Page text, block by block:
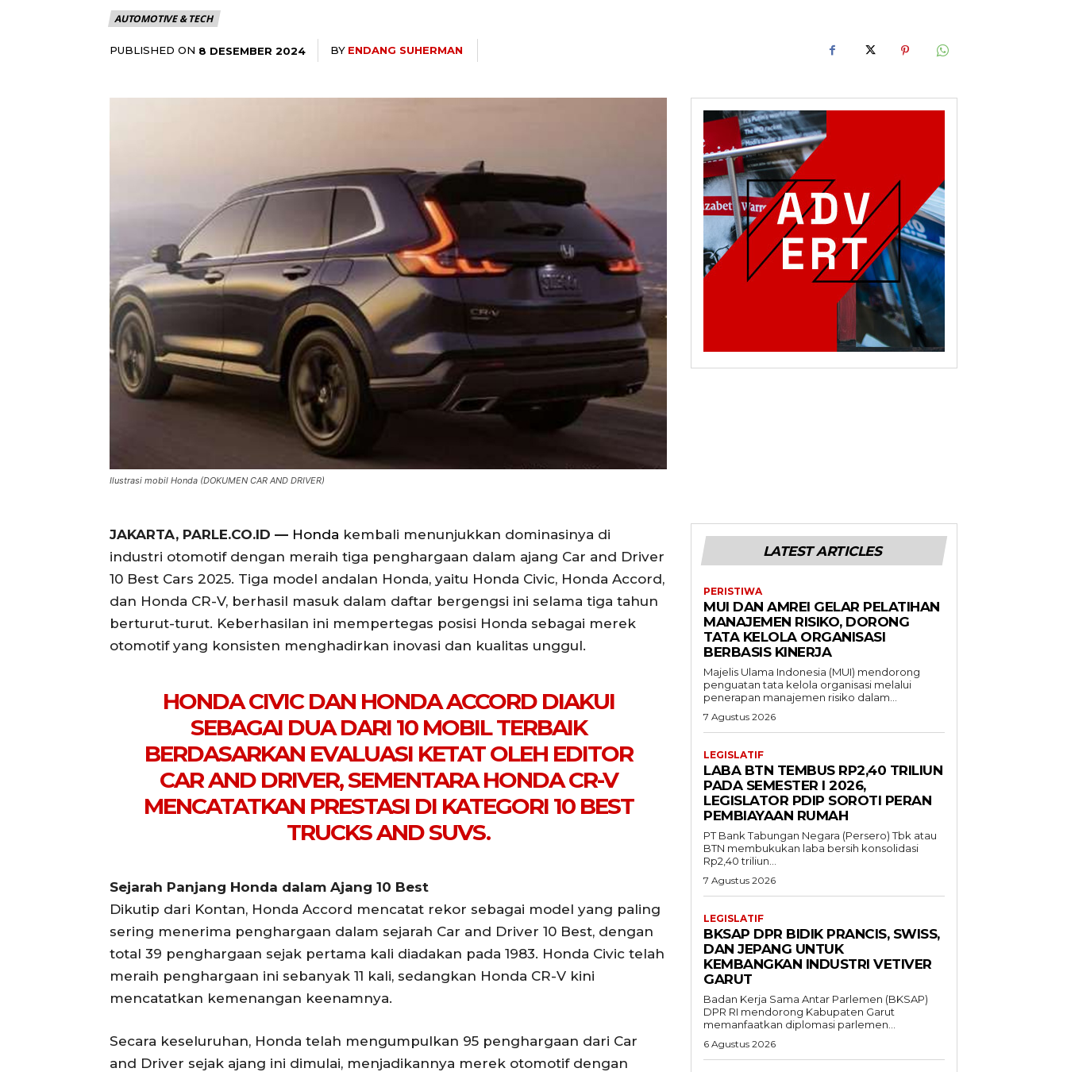
AUTOMOTIVE & TECH
PUBLISHED ON 8 DESEMBER 2024 BY ENDANG SUHERMAN
Ilustrasi mobil Honda (DOKUMEN CAR AND DRIVER)
JAKARTA, PARLE.CO.ID — Honda kembali menunjukkan dominasinya di
industri otomotif dengan meraih tiga penghargaan dalam ajang Car and Driver
10 Best Cars 2025. Tiga model andalan Honda, yaitu Honda Civic, Honda Accord,
dan Honda CR-V, berhasil masuk dalam daftar bergengsi ini selama tiga tahun
berturut-turut. Keberhasilan ini mempertegas posisi Honda sebagai merek
otomotif yang konsisten menghadirkan inovasi dan kualitas unggul.
HONDA CIVIC DAN HONDA ACCORD DIAKUI
SEBAGAI DUA DARI 10 MOBIL TERBAIK
BERDASARKAN EVALUASI KETAT OLEH EDITOR
CAR AND DRIVER, SEMENTARA HONDA CR-V
MENCATATKAN PRESTASI DI KATEGORI 10 BEST
TRUCKS AND SUVS.
Sejarah Panjang Honda dalam Ajang 10 Best
Dikutip dari Kontan, Honda Accord mencatat rekor sebagai model yang paling
sering menerima penghargaan dalam sejarah Car and Driver 10 Best, dengan
total 39 penghargaan sejak pertama kali diadakan pada 1983. Honda Civic telah
meraih penghargaan ini sebanyak 11 kali, sedangkan Honda CR-V kini
mencatatkan kemenangan keenamnya.
Secara keseluruhan, Honda telah mengumpulkan 95 penghargaan dari Car
and Driver sejak ajang ini dimulai, menjadikannya merek otomotif dengan
LATEST ARTICLES
PERISTIWA
MUI DAN AMREI GELAR PELATIHAN
MANAJEMEN RISIKO, DORONG
TATA KELOLA ORGANISASI
BERBASIS KINERJA
Majelis Ulama Indonesia (MUI) mendorong
penguatan tata kelola organisasi melalui
penerapan manajemen risiko dalam...
7 Agustus 2026
LEGISLATIF
LABA BTN TEMBUS RP2,40 TRILIUN
PADA SEMESTER I 2026,
LEGISLATOR PDIP SOROTI PERAN
PEMBIAYAAN RUMAH
PT Bank Tabungan Negara (Persero) Tbk atau
BTN membukukan laba bersih konsolidasi
Rp2,40 triliun...
7 Agustus 2026
LEGISLATIF
BKSAP DPR BIDIK PRANCIS, SWISS,
DAN JEPANG UNTUK
KEMBANGKAN INDUSTRI VETIVER
GARUT
Badan Kerja Sama Antar Parlemen (BKSAP)
DPR RI mendorong Kabupaten Garut
memanfaatkan diplomasi parlemen...
6 Agustus 2026